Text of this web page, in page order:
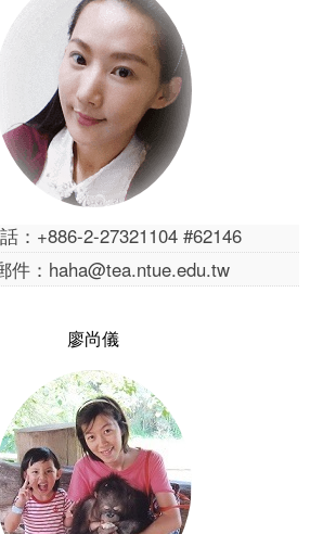
：+886-2-27321104 #62146
件：haha@tea.ntue.edu.tw
廖尚儀